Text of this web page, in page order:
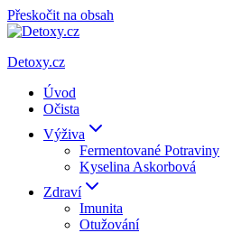
Přeskočit na obsah
Detoxy.cz
Úvod
Očista
Výživa
Fermentované Potraviny
Kyselina Askorbová
Zdraví
Imunita
Otužování